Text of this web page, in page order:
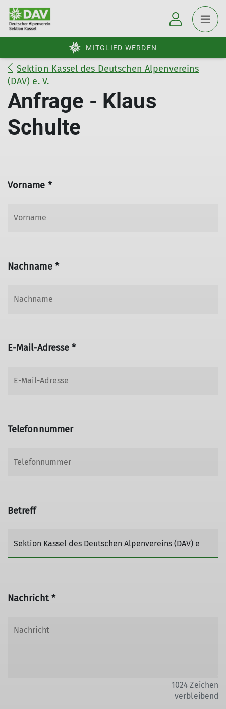
MITGLIED WERDEN
Sektion Kassel des Deutschen Alpenvereins
(DAV) e. V.
Anfrage - Klaus
Schulte
Vorname *
Nachname *
E-Mail-Adresse *
Telefonnummer
Betreff
Nachricht *
1024 Zeichen
verbleibend